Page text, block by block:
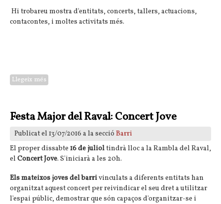
Hi trobareu mostra d'entitats, concerts, tallers, actuacions,
contacontes, i moltes activitats més.
Llegeix més
Festa Major del Raval: Concert Jove
Publicat el 13/07/2016 a la secció Barri
El proper dissabte 16 de julioltindrà lloc a la Rambla del Raval,
el Concert Jove. S'iniciarà a les 20h.
Els mateixos joves del barrivinculats a diferents entitats han
organitzat aquest concert per reivindicar el seu dret a utilitzar
l'espai públic, demostrar que són capaços d'organitzar-se i